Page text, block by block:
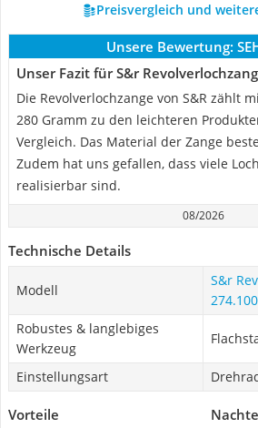
Preisvergleich und
Unsere Bewertung:
Unser Fazit für S&r
Die Revolverlochzange von S&R zählt
280 Gramm zu den leichteren
Vergleich. Das Material der Zange
Zudem hat uns gefallen, dass viele
realisierbar sind.
08/2026
Technische Details
Modell
S&r
Robustes & langlebiges
Werkzeug
Einstellungsart
Vorteile